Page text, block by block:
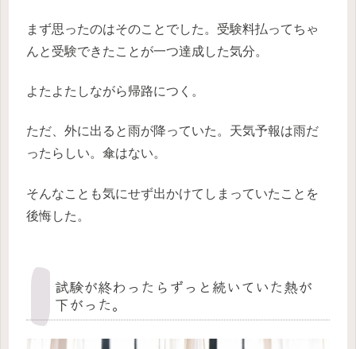
まず思ったのはそのことでした。受験料払ってちゃ
んと受験できたことが一つ達成した気分。
よたよたしながら帰路につく。
ただ、外に出ると雨が降っていた。天気予報は雨だ
ったらしい。傘はない。
そんなことも気にせず出かけてしまっていたことを
後悔した。
試験が終わったらずっと続いていた熱が
下がった。